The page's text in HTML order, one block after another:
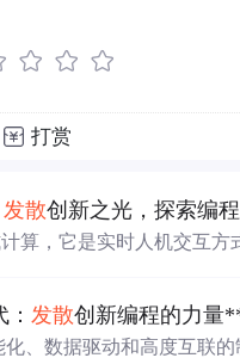
打赏
发散创新之光，探索编程新境界
算，它是实时人机交互方
要素，鼓励在该领域创新
发散创新编程的力量**随着工业4.0的到来，智能化、数据驱动
化、数据驱动和高度互联的